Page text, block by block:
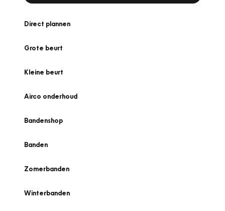
Direct plannen
Grote beurt
Kleine beurt
Airco onderhoud
Bandenshop
Banden
Zomerbanden
Winterbanden